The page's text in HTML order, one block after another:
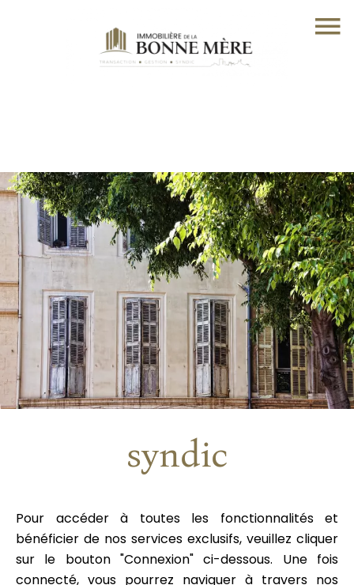
syndic
Pour accéder à toutes les fonctionnalités et
bénéficier de nos services exclusifs, veuillez cliquer
sur le bouton "Connexion" ci-dessous. Une fois
connecté, vous pourrez naviguer à travers nos